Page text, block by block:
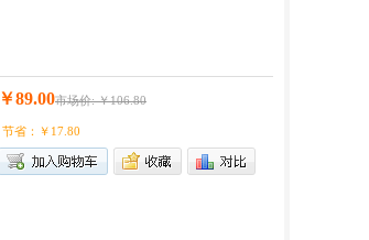
￥89.00市场价: ￥106.80
节省：￥17.80